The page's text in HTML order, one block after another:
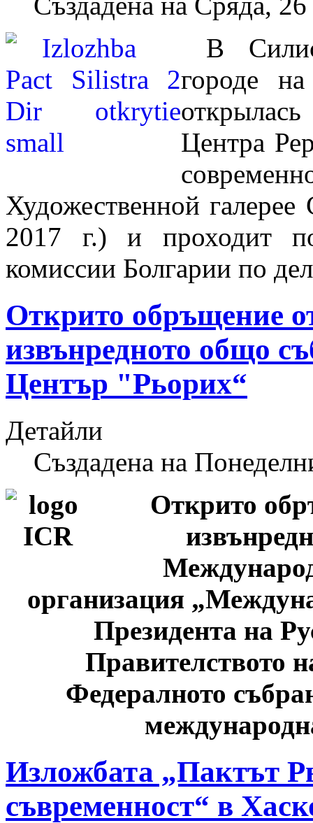
В
городе
Центра
Художественной
2017 г.) и проходит
комиссии Болгарии по
Открито обръщение
извънредното общо
Център "Рьорих“
Детайли
Създадена на
Открито
организация
Президента на
Правителството
Федералното
Изложбата „Пактът
съвременност“ в